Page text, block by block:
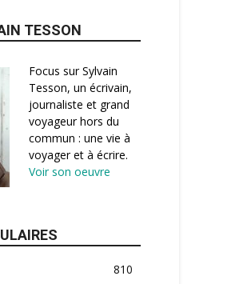
TESSON
Focus sur Sylvain
Tesson, un écrivain,
journaliste et grand
voyageur hors du
commun : une vie à
voyager et à écrire.
Voir son oeuvre
810